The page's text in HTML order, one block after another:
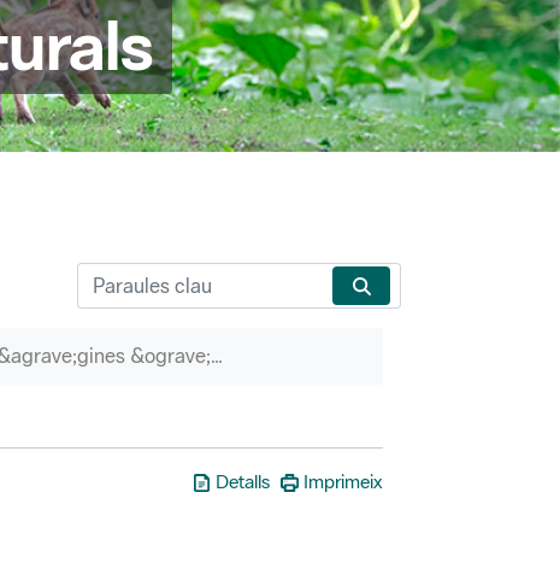
P&agrave;gines &ograve;rfenes
Detalls Imprimeix